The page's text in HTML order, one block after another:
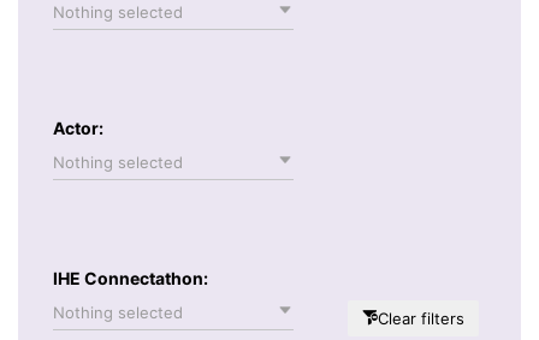
Nothing selected
Actor:
Nothing selected
IHE Connectathon:
Nothing selected Clear filters